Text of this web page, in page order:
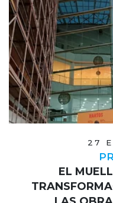
27
EL